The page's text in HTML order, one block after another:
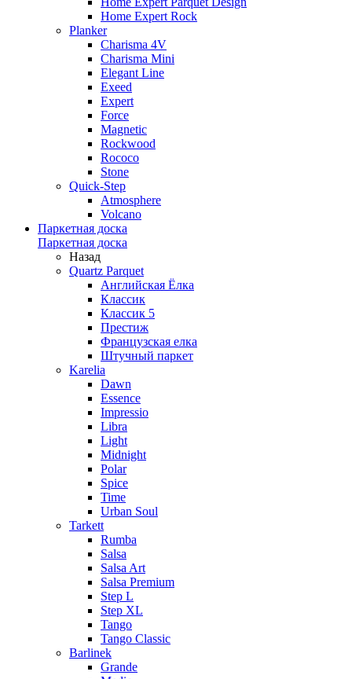
Home Expert Rock
Planker
Charisma 4V
Charisma Mini
Elegant Line
Exeed
Expert
Force
Magnetic
Rockwood
Rococo
Stone
Quick-Step
Atmosphere
Volcano
Паркетная доска
Паркетная доска
Назад
Quartz Parquet
Английская Ёлка
Классик
Классик 5
Престиж
Французская елка
Штучный паркет
Karelia
Dawn
Essence
Impressio
Libra
Light
Midnight
Polar
Spice
Time
Urban Soul
Tarkett
Rumba
Salsa
Salsa Art
Salsa Premium
Step L
Step XL
Tango
Tango Classic
Barlinek
Grande